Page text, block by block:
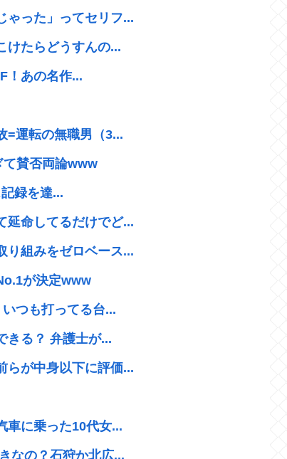
ゃった」ってセリフ...
けたらどうすんの...
！あの名作...
=運転の無職男（3...
て賛否両論www
録を達...
延命してるだけでど...
り組みをゼロベース...
が決定www
つも打ってる台...
きる？ 弁護士が...
らが中身以下に評価...
車に乗った10代女...
なの？石狩か北広...